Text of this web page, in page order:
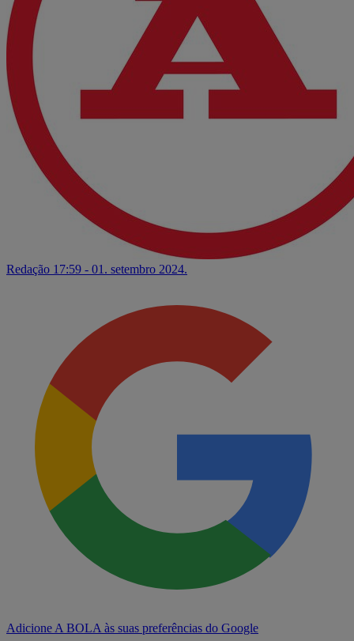
Redação 17:59 - 01. setembro 2024.
Adicione A BOLA às suas preferências do Google